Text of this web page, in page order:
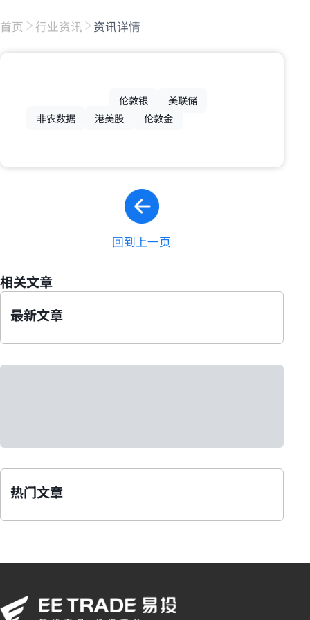
首页 行业资讯 资讯详情
伦敦银
美联储
非农数据
港美股 伦敦金
回到上一页
相关文章
最新文章
热门文章